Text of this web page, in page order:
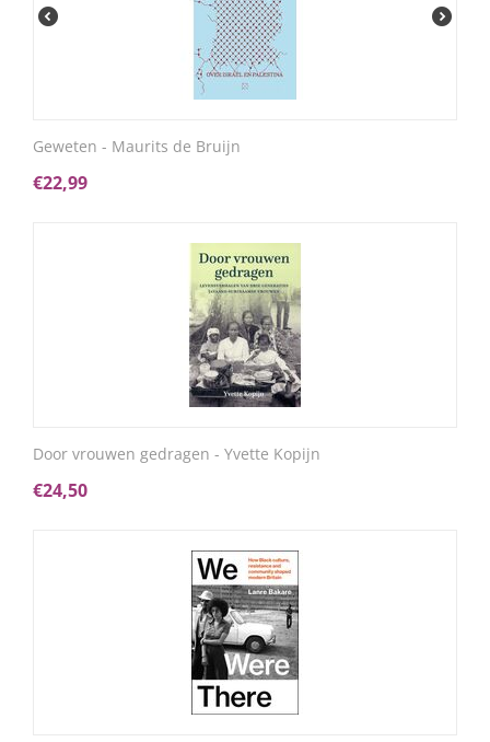
Geweten - Maurits de Bruijn
€22,99
Door vrouwen gedragen - Yvette Kopijn
€24,50